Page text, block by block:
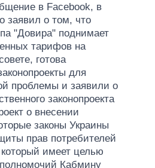
в Facebook, в
заявил о том, что
"Довира" поднимает
тарифов на
готова
для
проблемы и заявили о
законопроекта
о внесении
законы Украины
прав потребителей
который имеет целью
Кабмину